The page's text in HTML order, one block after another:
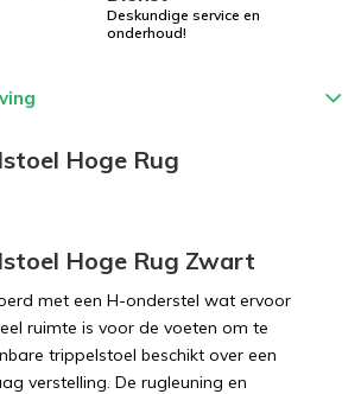
Deskundige service en
onderhoud!
Hoge Rug
Hoge Rug Zwart
met een H-onderstel wat ervoor
ruimte is voor de voeten om te
trippelstoel beschikt over een
verstelling. De rugleuning en